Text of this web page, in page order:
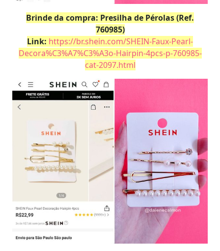
Brinde da compra: Presilha de Pérolas (Ref.
760985)
Link: https://br.shein.com/SHEIN-Faux-Pearl-
Decora%C3%A7%C3%A3o-Hairpin-4pcs-p-760985-
cat-2097.html